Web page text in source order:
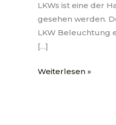
LKWs ist eine der
gesehen werden.
LKW Beleuchtung
[…]
Weiterlesen »